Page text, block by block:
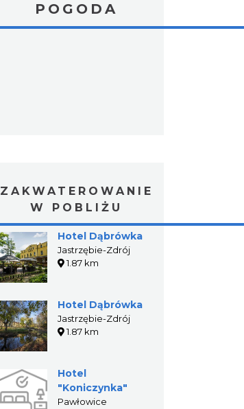
POGODA
ZAKWATEROWANIE
W POBLIŻU
Hotel Dąbrówka
Jastrzębie-Zdrój
1.87 km
Hotel Dąbrówka
Jastrzębie-Zdrój
1.87 km
Hotel
"Koniczynka"
Pawłowice